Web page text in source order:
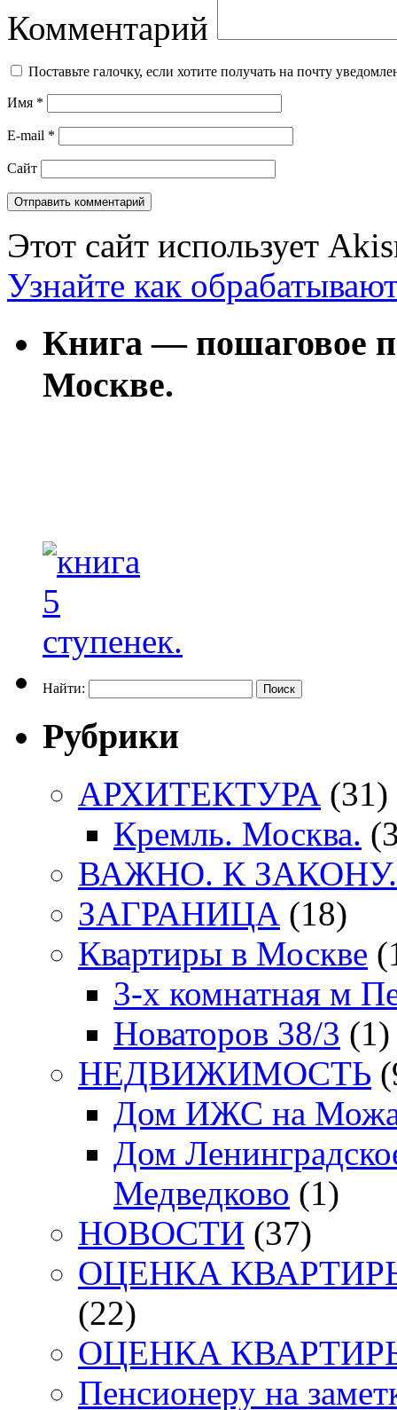
Комментарий
Поставьте галочку, если хотите получать на почту
Имя *
E-mail *
Сайт
Этот сайт использует
Узнайте как
Книга — пошаговое
Москве.
Найти:
Рубрики
АРХИТЕКТУРА (31)
Кремль. Москва.
ВАЖНО. К ЗАКОНУ.
ЗАГРАНИЦА (18)
Квартиры в Москве
3-х комнатная м
Новаторов 38/3 (1)
НЕДВИЖИМОСТЬ
Дом ИЖС на
Дом
Медведково (1)
НОВОСТИ (37)
ОЦЕНКА КВАРТИРЫ.
(22)
ОЦЕНКА КВАРТИРЫ.
Пенсионеру на